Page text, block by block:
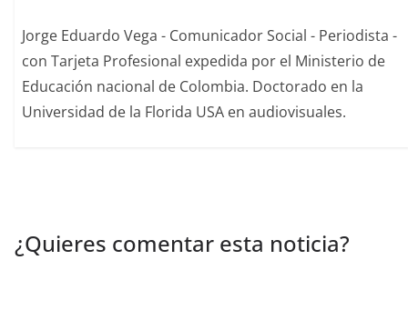
Jorge Eduardo Vega - Comunicador Social - Periodista -
con Tarjeta Profesional expedida por el Ministerio de
Educación nacional de Colombia. Doctorado en la
Universidad de la Florida USA en audiovisuales.
¿Quieres comentar esta noticia?